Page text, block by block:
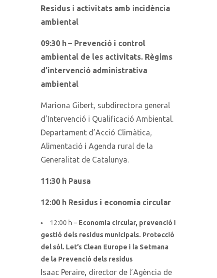
Residus i activitats amb incidència
ambiental
09:30 h – Prevenció i control
ambiental de les activitats. Règims
d’intervenció administrativa
ambiental
Mariona Gibert, subdirectora general
d’Intervenció i Qualificació Ambiental.
Departament d’Acció Climàtica,
Alimentació i Agenda rural de la
Generalitat de Catalunya.
11:30 h Pausa
12:00 h Residus i economia circular
12:00 h – Economia circular, prevenció i
gestió dels residus municipals. Protecció
del sòl. Let’s Clean Europe i la Setmana
de la Prevenció dels residus
Isaac Peraire, director de l’Agència de